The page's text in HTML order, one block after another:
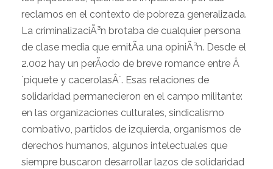
reclamos en el contexto de pobreza generalizada.
La criminalizaciÃ³n brotaba de cualquier persona
de clase media que emitÃ­a una opiniÃ³n. Desde el
2.002 hay un perÃ­odo de breve romance entre Â
´piquete y cacerolasÂ´. Esas relaciones de
solidaridad permanecieron en el campo militante:
en las organizaciones culturales, sindicalismo
combativo, partidos de izquierda, organismos de
derechos humanos, algunos intelectuales que
siempre buscaron desarrollar lazos de solidaridad